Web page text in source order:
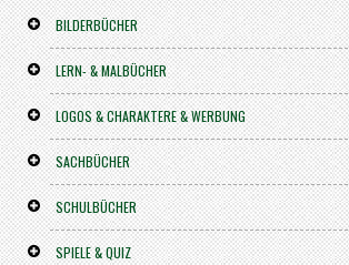
BILDERBÜCHER
LERN- & MALBÜCHER
LOGOS & CHARAKTERE & WERBUNG
SACHBÜCHER
SCHULBÜCHER
SPIELE & QUIZ